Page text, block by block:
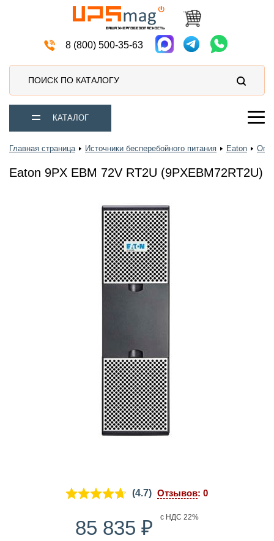
8 (800) 500-35-63
ПОИСК ПО КАТАЛОГУ
КАТАЛОГ
Главная страница Источники бесперебойного питания Eaton
Eaton 9PX EBM 72V RT2U (9PXEBM72RT2U)
(4.7) Отзывов: 0
85 835 ₽ с НДС 22%
Мото аккумуляторы